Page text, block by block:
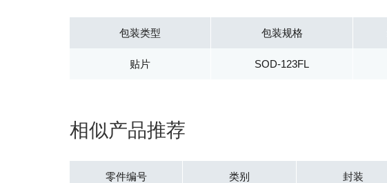
包装类型
贴片
包装规格
SOD-123FL
相似产品推荐
零件编号 类别 封装